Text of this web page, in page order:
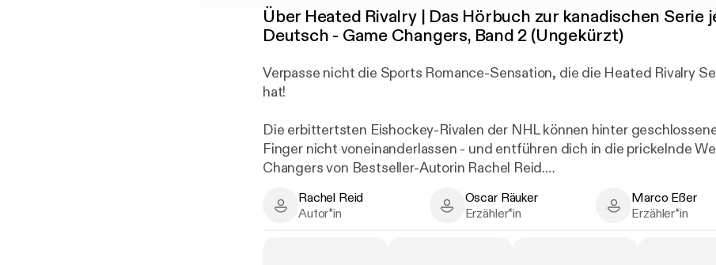
Über Heated Rivalry | Das Hörbuch zur kanadischen Serie
Deutsch - Game Changers, Band 2 (Ungekürzt)
Verpasse nicht die Sports Romance-Sensation, die die Heated Rivalry
hat!
Die erbittertsten Eishockey-Rivalen der NHL können hinter
Finger nicht voneinanderlassen - und entführen dich in die prickelnde
Changers von Bestseller-Autorin Rachel Reid.
Nichts und niemand nimmt Profi-Eishockeystar Shane Hollander den
Rachel Reid - Author
Rachel Reid
Autor*in
Oscar Räuker - Narrator
Oscar Räuker
Erzähler*in
Marco Eßer -
Marco Eßer
Erzähler*in